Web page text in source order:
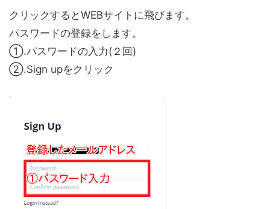
クリックするとWEBサイトに飛びます。
パスワードの登録をします。
①.パスワードの入力(２回)
②.Sign upをクリック